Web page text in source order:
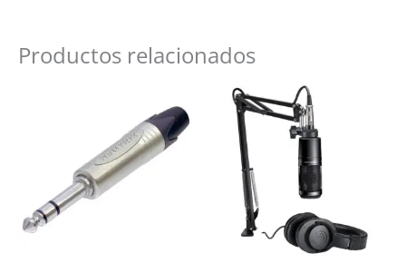
Productos relacionados